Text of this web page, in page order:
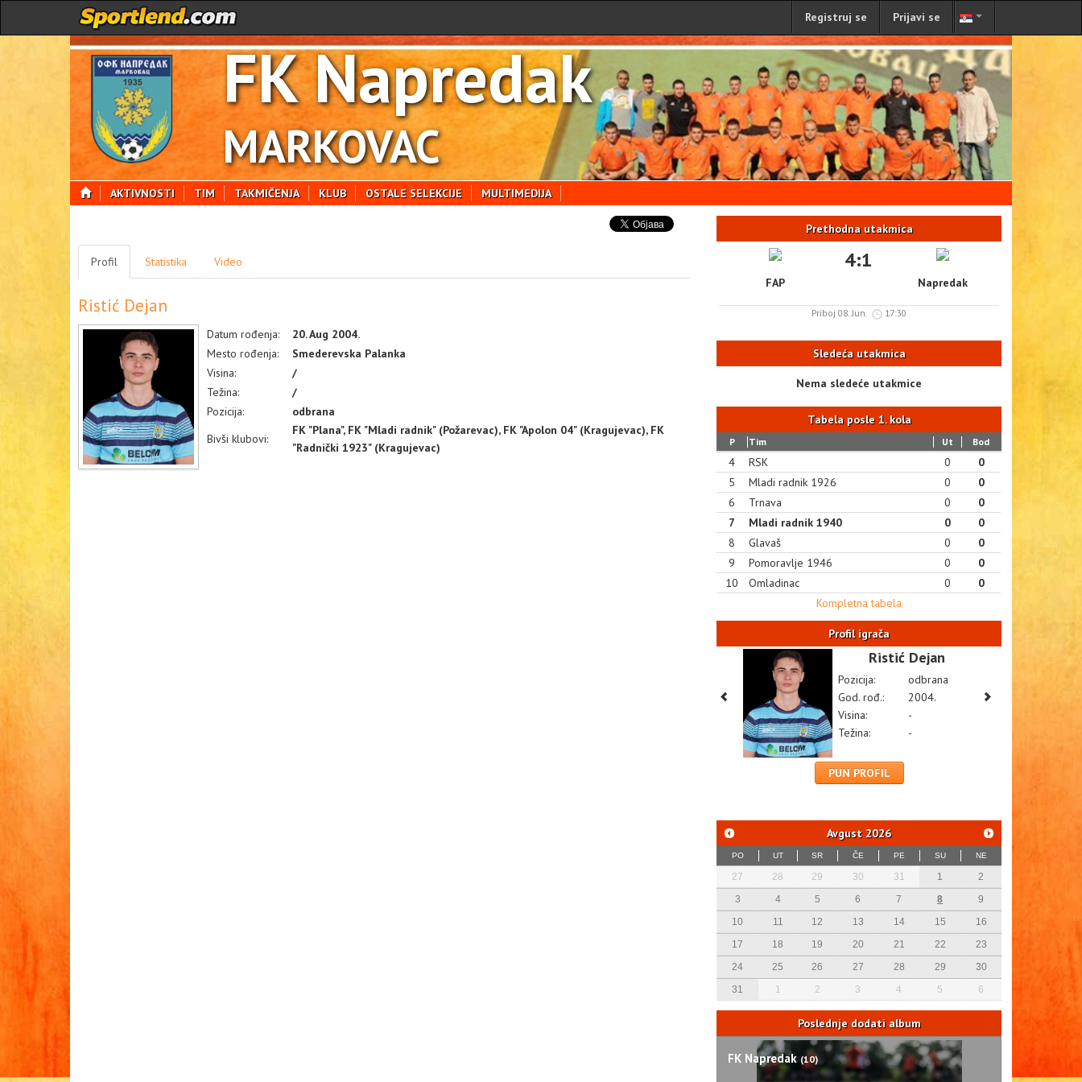
Registruj se Prijavi se
FK Napredak
MARKOVAC
AKTIVNOSTI TIM TAKMIČENJA KLUB OSTALE SELEKCIJE MULTIMEDIJA
Profil Statistika Video
Ristić Dejan
Datum rođenja:
20. Aug 2004.
Mesto rođenja:
Smederevska Palanka
Visina:
/
Težina:
/
Pozicija:
odbrana
Bivši klubovi:
FK "Plana", FK "Mladi radnik" (Požarevac), FK "Apolon 04" (Kragujevac), FK
"Radnički 1923" (Kragujevac)
Prethodna utakmica
4:1
FAP Napredak
Priboj 08. Jun. 17:30
Sledeća utakmica
Nema sledeće utakmice
Tabela posle 1. kola
P Tim Ut Bod
4 RSK 0
0
5
Mladi radnik 1926 0
0
6
Trnava 0
0
7
Mladi radnik 1940 0
0
8
Glavaš 0
0
9
Pomoravlje 1946 0
0
10
Omladinac 0
0
Kompletna tabela
Profil igrača
Ristić Dejan
Pozicija:
odbrana
God. rođ.:
2004.
Visina:
-
Težina:
-
PUN PROFIL
Avgust 2026
PO UT SR ČE PE SU NE
27 28 29 30 31 1
2
3
4 5 6 7 8
9
10
11 12 13 14 15
16
17
18 19 20 21 22
23
24
25 26 27 28 29
30
31
1 2 3 4 5 6
Poslednje dodati album
FK Napredak (10)